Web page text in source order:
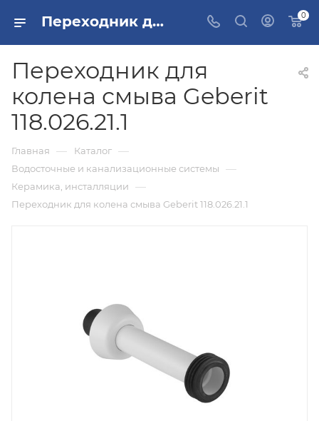
Переходник для колена смыва Geberit 118.026.21.1 купить в Москве 0
Переходник для
колена смыва Geberit
118.026.21.1
Главная — Каталог —
Водосточные и канализационные системы —
Керамика, инсталляции —
Переходник для колена смыва Geberit 118.026.21.1